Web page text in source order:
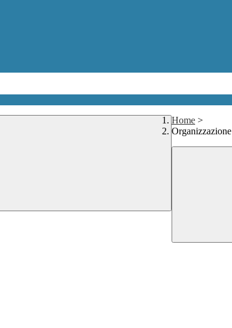
Home >
Organizzazione